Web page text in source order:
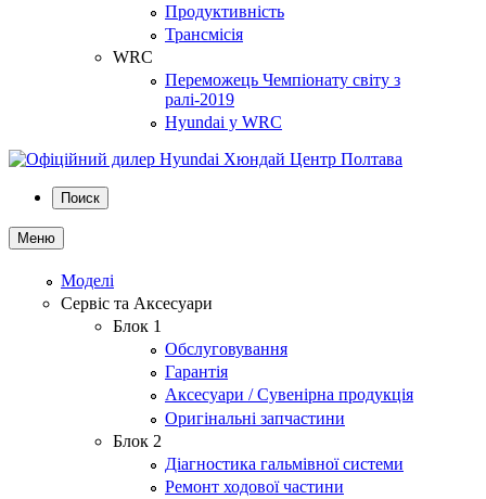
Продуктивність
Трансмісія
WRC
Переможець Чемпіонату світу з
ралі-2019
Hyundai у WRC
Поиск
Меню
Моделі
Сервіс та Аксесуари
Блок 1
Обслуговування
Гарантія
Аксесуари / Сувенірна продукція
Оригінальні запчастини
Блок 2
Діагностика гальмівної системи
Ремонт ходової частини